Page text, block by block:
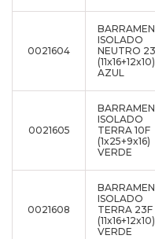
0021604
ISOLADO
NEUTRO
(11x16+12x10)
AZUL
0021605
ISOLADO
TERRA 10F
(1x25+9x16)
VERDE
0021608
ISOLADO
TERRA 23F
(11x16+12x10)
VERDE